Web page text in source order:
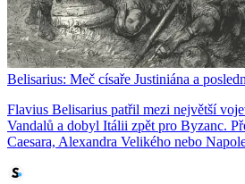
Belisarius: Meč císaře Justiniána a
Flavius Belisarius patřil mezi největší
Vandalů a dobyl Itálii zpět pro Byzanc.
Caesara, Alexandra Velikého nebo